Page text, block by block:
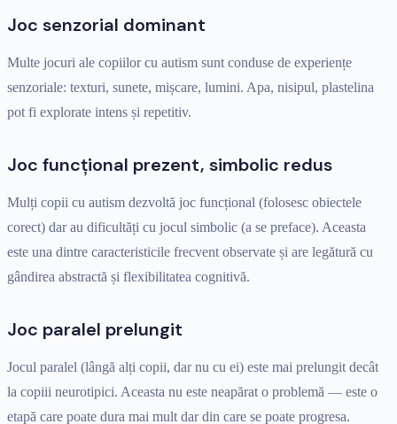
Joc senzorial dominant
Multe jocuri ale copiilor cu autism sunt conduse de experiențe
senzoriale: texturi, sunete, mișcare, lumini. Apa, nisipul, plastelina
pot fi explorate intens și repetitiv.
Joc funcțional prezent, simbolic redus
Mulți copii cu autism dezvoltă joc funcțional (folosesc obiectele
corect) dar au dificultăți cu jocul simbolic (a se preface). Aceasta
este una dintre caracteristicile frecvent observate și are legătură cu
gândirea abstractă și flexibilitatea cognitivă.
Joc paralel prelungit
Jocul paralel (lângă alți copii, dar nu cu ei) este mai prelungit decât
la copiii neurotipici. Aceasta nu este neapărat o problemă — este o
etapă care poate dura mai mult dar din care se poate progresa.